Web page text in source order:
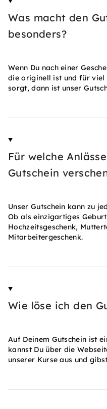
Was macht den
besonders?
Wenn Du nach einer
die originell ist und für viel
sorgt, dann ist unser
Für welche
Gutschein
Unser Gutschein kann zu
Ob als einzigartiges
Hochzeitsgeschenk,
Mitarbeitergeschenk.
Wie löse ich den
Auf Deinem Gutschein ist
kannst Du über die
unserer Kurse aus und